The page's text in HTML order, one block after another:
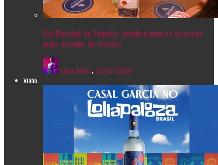
Dia Mundial da Tequila: celebre com os drinques
mais amados do mundo!
Livia Alves, 23/07/2024
Vinho